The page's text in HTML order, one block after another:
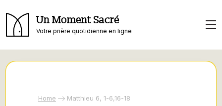
Un Moment Sacré
Votre prière quotidienne en ligne
Home Matthieu 6, 1-6,16-18